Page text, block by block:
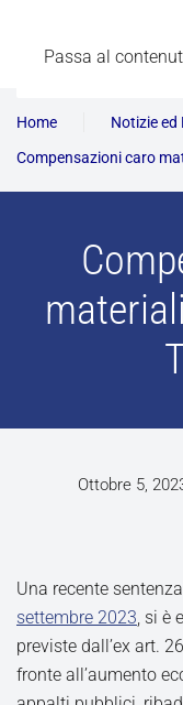
Passa al
Home
Notizie ed
Compensazioni caro
Ottobre 5,
Una recente
settembre 2023, si è
previste dall’ex art.
fronte all’aumento